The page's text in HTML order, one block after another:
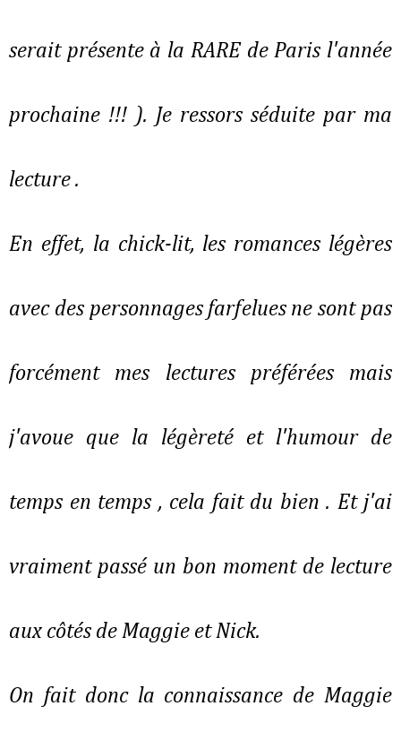
serait présente à la RARE de Paris l'année
prochaine !!! ). Je ressors séduite par ma
lecture .
En effet, la chick-lit, les romances légères
avec des personnages farfelues ne sont pas
forcément mes lectures préférées mais
j'avoue que la légèreté et l'humour de
temps en temps , cela fait du bien . Et j'ai
vraiment passé un bon moment de lecture
aux côtés de Maggie et Nick.
On fait donc la connaissance de Maggie